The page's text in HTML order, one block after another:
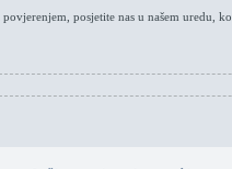
povjerenjem, posjetite nas u našem uredu,